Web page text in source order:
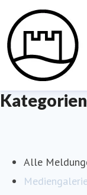
Alle